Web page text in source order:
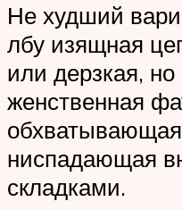
Не худший
лбу изящная
или дерзкая, но
женственная
обхватывающая
ниспадающая
складками.